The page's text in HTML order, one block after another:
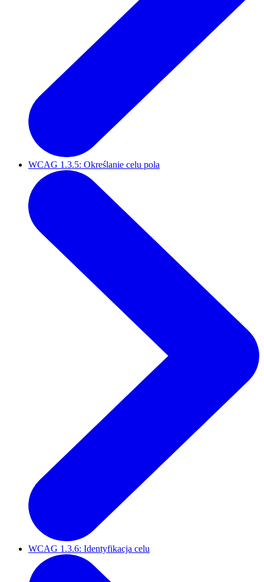
WCAG 1.3.5: Określanie celu pola
WCAG 1.3.6: Identyfikacja celu